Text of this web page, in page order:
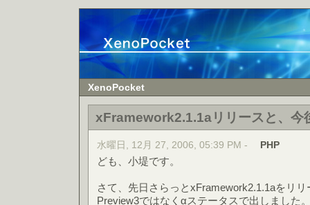
XenoPocket
xFramework2.1.1aリリースと、今
水曜日, 12月 27, 2006, 05:39 PM - PHP
ども、小堤です。
さて、先日さらっとxFramework2.1.1aをリ
Preview3ではなくαステータスで出しました